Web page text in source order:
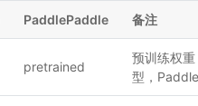
PaddlePaddle 备注
pretrained
预训练权
型，